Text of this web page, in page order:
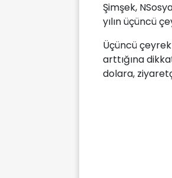
Şimşek,
yılın üçüncü
Üçüncü
arttığına
dolara,